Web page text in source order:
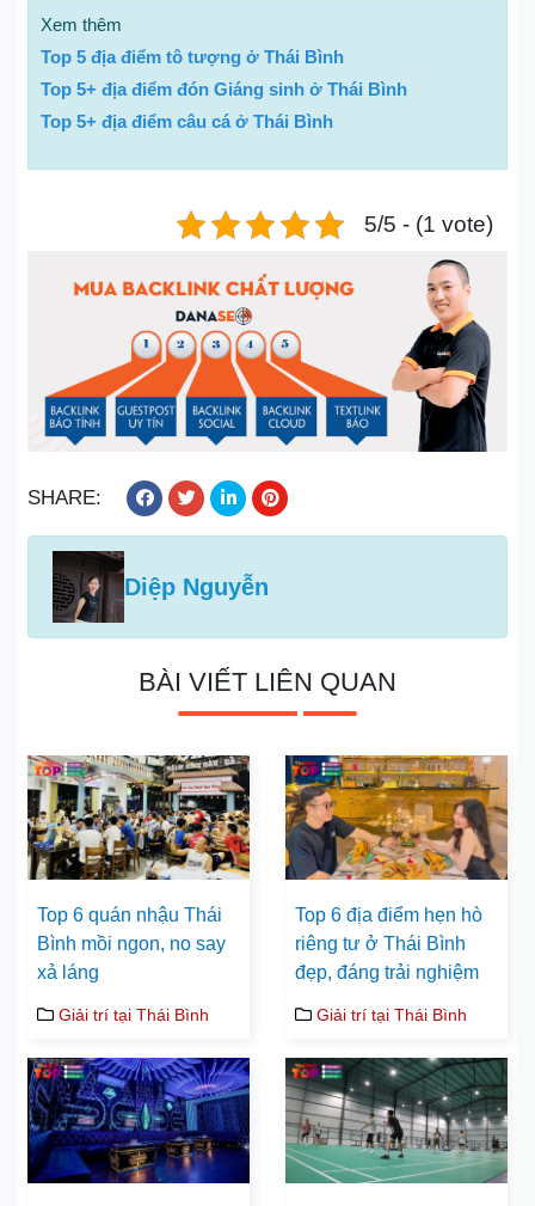
Xem thêm
Top 5 địa điểm tô tượng ở Thái Bình
Top 5+ địa điểm đón Giáng sinh ở Thái Bình
Top 5+ địa điểm câu cá ở Thái Bình
5/5 - (1 vote)
SHARE:
Diệp Nguyễn
BÀI VIẾT LIÊN QUAN
Top 6 quán nhậu Thái
Bình mồi ngon, no say
xả láng
Giải trí tại Thái Bình
Top 6 địa điểm hẹn hò
riêng tư ở Thái Bình
đẹp, đáng trải nghiệm
Giải trí tại Thái Bình